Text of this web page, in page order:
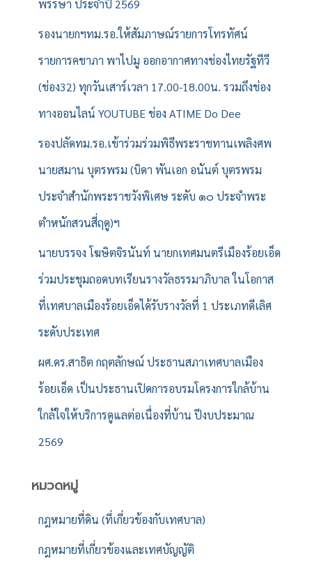
พรรษา ประจำปี 2569
รองนายกฯทม.รอ.ให้สัมภาษณ์รายการโทรทัศน์
รายการคชาภา พาไปมู ออกอากาศทางช่องไทยรัฐทีวี
(ช่อง32) ทุกวันเสาร์เวลา 17.00-18.00น. รวมถึงช่อง
ทางออนไลน์ YOUTUBE ช่อง ATIME Do Dee
รองปลัดทม.รอ.เข้าร่วมร่วมพิธีพระราชทานเพลิงศพ
นายสมาน บุตรพรม (บิดา พันเอก อนันต์ บุตรพรม
ประจำสำนักพระราชวังพิเศษ ระดับ ๑๐ ประจำพระ
ตำหนักสวนสี่ฤดู)ฯ
นายบรรจง โฆษิตจิรนันท์ นายกเทศมนตรีเมืองร้อยเอ็ด
ร่วมประชุมถอดบทเรียนรางวัลธรรมาภิบาล ในโอกาส
ที่เทศบาลเมืองร้อยเอ็ดได้รับรางวัลที่ 1 ประเภทดีเลิศ
ระดับประเทศ
ผศ.ดร.สาธิต กฤตลักษณ์ ประธานสภาเทศบาลเมือง
ร้อยเอ็ด เป็นประธานเปิดการอบรมโครงการใกล้บ้าน
ใกล้ใจให้บริการดูแลต่อเนื่องที่บ้าน ปีงบประมาณ
2569
หมวดหมู่
กฎหมายที่ดิน (ที่เกี่ยวข้องกับเทศบาล)
กฎหมายที่เกี่ยวข้องและเทศบัญญัติ